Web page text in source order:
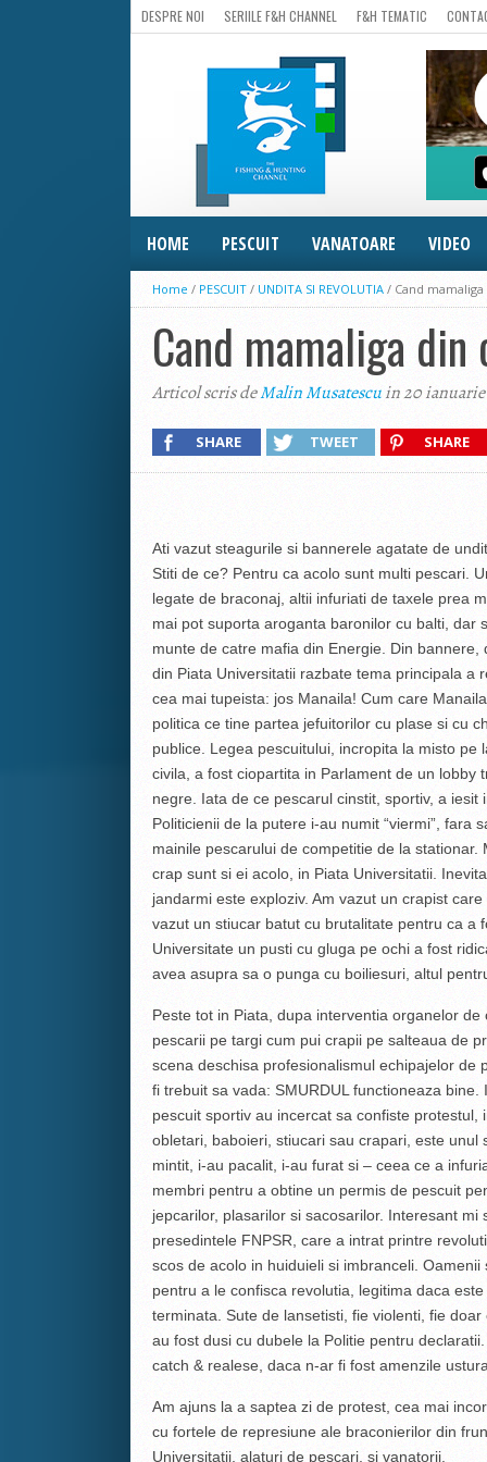
DESPRE NOI SERIILE F&H CHANNEL F&H TEMATIC
HOME PESCUIT VANATOARE VIDEO
Home / PESCUIT / UNDITA SI REVOLUTIA / Cand
Cand mamaliga
Articol scris deMalin Musatescuin 20 ianuarie
SHARE TWEET SHARE
Ati vazut steagurile si bannerele agatate de
Stiti de ce? Pentru ca acolo sunt multi pescari.
legate de braconaj, altii infuriati de taxele prea
mai pot suporta aroganta baronilor cu balti,
munte de catre mafia din Energie. Din
din Piata Universitatii razbate tema principala a
cea mai tupeista: jos Manaila! Cum care
politica ce tine partea jefuitorilor cu plase si cu
publice. Legea pescuitului, incropita la misto
civila, a fost ciopartita in Parlament de un
negre. Iata de ce pescarul cinstit, sportiv, a
Politicienii de la putere i-au numit “viermi”, fara
mainile pescarului de competitie de la
crap sunt si ei acolo, in Piata Universitatii.
jandarmi este exploziv. Am vazut un crapist
vazut un stiucar batut cu brutalitate pentru ca a
Universitate un pusti cu gluga pe ochi a fost
avea asupra sa o punga cu boiliesuri, altul
Peste tot in Piata, dupa interventia organelor
pescarii pe targi cum pui crapii pe salteaua de
scena deschisa profesionalismul echipajelor
fi trebuit sa vada: SMURDUL functioneaza
pescuit sportiv au incercat sa confiste
obletari, baboieri, stiucari sau crapari, este
mintit, i-au pacalit, i-au furat si – ceea ce a
membri pentru a obtine un permis de pescuit
jepcarilor, plasarilor si sacosarilor. Interesant
presedintele FNPSR, care a intrat printre
scos de acolo in huiduieli si imbranceli.
pentru a le confisca revolutia, legitima daca
terminata. Sute de lansetisti, fie violenti, fie
au fost dusi cu dubele la Politie pentru
catch & realese, daca n-ar fi fost amenzile
Am ajuns la a saptea zi de protest, cea mai
cu fortele de represiune ale braconierilor din
Universitatii, alaturi de pescari, si vanatorii.